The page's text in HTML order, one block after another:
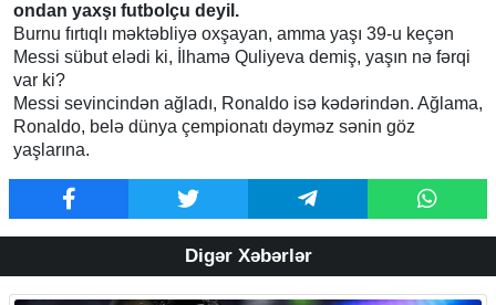
ondan yaxşı futbolçu deyil.
Burnu fırtıqlı məktəbliyə oxşayan, amma yaşı 39-u keçən
Messi sübut elədi ki, İlhamə Quliyeva demiş, yaşın nə fərqi
var ki?
Messi sevincindən ağladı, Ronaldo isə kədərindən. Ağlama,
Ronaldo, belə dünya çempionatı dəyməz sənin göz
yaşlarına.
Digər Xəbərlər